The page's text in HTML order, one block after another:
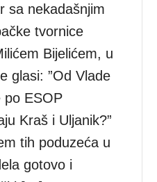
sa nekadašnjim
tvornice
Bijelićem, u
glasi: ”Od Vlade
po ESOP
Kraš i Uljanik?”
tih poduzeća u
gotovo i